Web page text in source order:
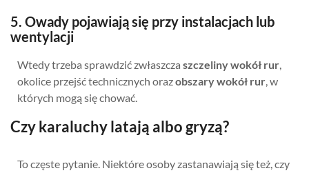
5. Owady pojawiają się przy instalacjach lub
wentylacji
Wtedy trzeba sprawdzić zwłaszcza szczeliny wokół rur,
okolice przejść technicznych orazobszary wokół rur, w
których mogą się chować.
Czy karaluchy latają albo gryzą?
To częste pytanie. Niektóre osoby zastanawiają się też, czy